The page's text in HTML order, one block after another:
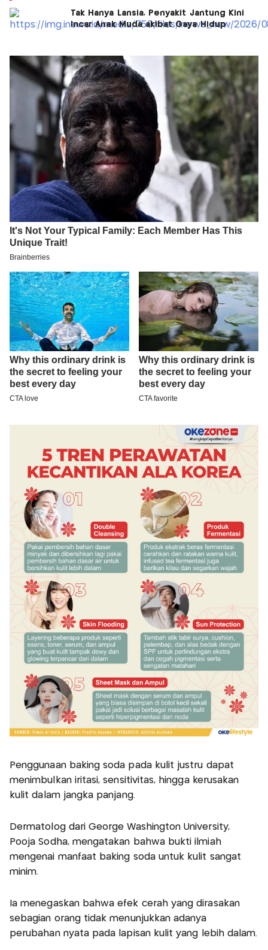
Tak Hanya Lansia, Penyakit Jantung Kini
Incar Anak Muda akibat Gaya Hidup
Penggunaan baking soda pada kulit justru dapat
menimbulkan iritasi, sensitivitas, hingga kerusakan
kulit dalam jangka panjang.
Dermatolog dari George Washington University,
Pooja Sodha, mengatakan bahwa bukti ilmiah
mengenai manfaat baking soda untuk kulit sangat
minim.
Ia menegaskan bahwa efek cerah yang dirasakan
sebagian orang tidak menunjukkan adanya
perubahan nyata pada lapisan kulit yang lebih dalam.